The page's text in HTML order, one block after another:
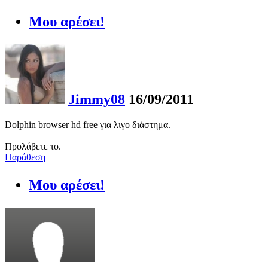
Μου αρέσει!
Jimmy08 16/09/2011
Dolphin browser hd free για λιγο διάστημα.
Προλάβετε το.
Παράθεση
Μου αρέσει!